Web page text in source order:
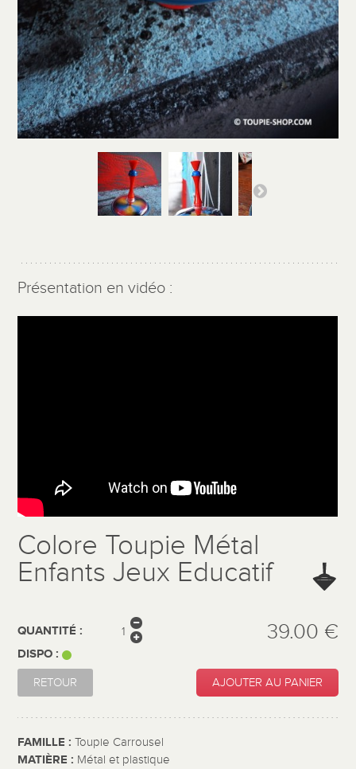
Présentation en vidéo :
Colore Toupie Métal
Enfants Jeux Educatif
QUANTITÉ :
DISPO :
39.00 €
RETOUR AJOUTER AU PANIER
FAMILLE :Toupie Carrousel
MATIÈRE : Métal et plastique